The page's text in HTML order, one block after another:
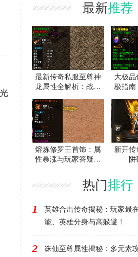
最新推荐
最新传奇私服至尊神
龙属性全解析：战士
大极品
极指南
熔炼修罗王首饰：属
性暴涨与玩家答疑终
新开传
热门排行
1
英雄合击传奇揭秘：玩家最
能、英雄分身与高躲避！
2
诛仙至尊属性揭秘：多元素